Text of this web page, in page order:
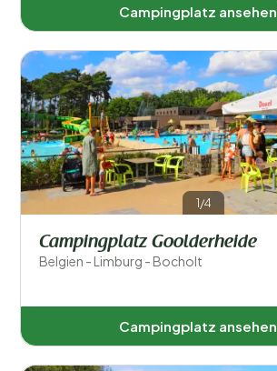
Antwerpen (2)
Limburg (2)
Lüttich (1)
Luxemburg (1)
Westflandern (1)
Beliebte Filter
Campingplatz ansehen
1/4
Campingplatz Goolderheide
Belgien - Limburg - Bocholt
Campingplatz ansehen